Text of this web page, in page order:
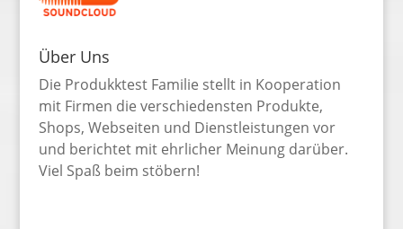
Über Uns
Die Produkktest Familie stellt in Kooperation
mit Firmen die verschiedensten Produkte,
Shops, Webseiten und Dienstleistungen vor
und berichtet mit ehrlicher Meinung darüber.
Viel Spaß beim stöbern!